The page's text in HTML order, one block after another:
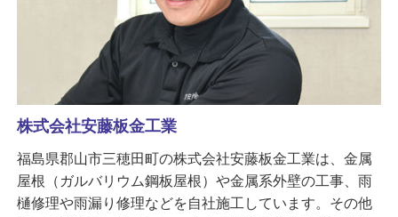
株式会社安藤板金工業
福島県郡山市三穂田町の株式会社安藤板金工業は、金属
屋根（ガルバリウム鋼板屋根）や金属系外壁の工事、雨
樋修理や雨漏り修理などを自社施工しています。その他